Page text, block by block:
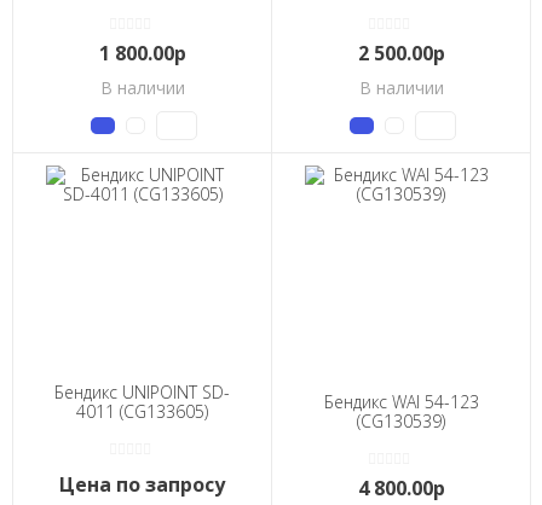
1 800.00р
В наличии
2 500.00р
В наличии
Бендикс UNIPOINT SD-
4011 (CG133605)
Цена по запросу
Бендикс WAI 54-123
(CG130539)
4 800.00р